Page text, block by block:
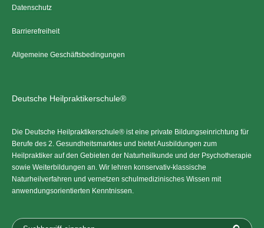
Datenschutz
Barrierefreiheit
Allgemeine Geschäftsbedingungen
Deutsche Heilpraktikerschule®
Die Deutsche Heilpraktikerschule® ist eine private Bildungseinrichtung für
Berufe des 2. Gesundheitsmarktes und bietet Ausbildungen zum
Heilpraktiker auf den Gebieten der Naturheilkunde und der Psychotherapie
sowie Weiterbildungen an. Wir lehren konservativ-klassische
Naturheilverfahren und vernetzen schulmedizinisches Wissen mit
anwendungsorientierten Kenntnissen.